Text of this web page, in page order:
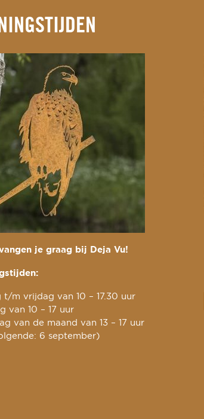
je graag bij Deja Vu!
t/m vrijdag van 10 – 17.30 uur
van 10 – 17 uur
van de maand van 13 – 17 uur
6 september)